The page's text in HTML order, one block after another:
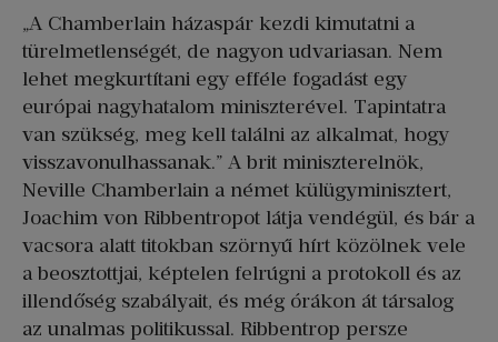
„A Chamberlain házaspár kezdi kimutatni a
türelmetlenségét, de nagyon udvariasan. Nem
lehet megkurtítani egy efféle fogadást egy
európai nagyhatalom miniszterével. Tapintatra
van szükség, meg kell találni az alkalmat, hogy
visszavonulhassanak.” A brit miniszterelnök,
Neville Chamberlain a német külügyminisztert,
Joachim von Ribbentropot látja vendégül, és bár a
vacsora alatt titokban szörnyű hírt közölnek vele
a beosztottjai, képtelen felrúgni a protokoll és az
illendőség szabályait, és még órákon át társalog
az unalmas politikussal. Ribbentrop persze